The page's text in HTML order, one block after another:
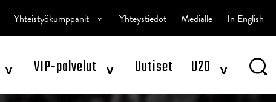
^ VIP-palvelut ^ Uutiset U20 ^
Yhteistyökumppanit ^ Yhteystiedot Medialle In English